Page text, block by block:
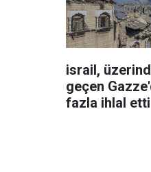
israil,
geçen
fazla ihlal etti